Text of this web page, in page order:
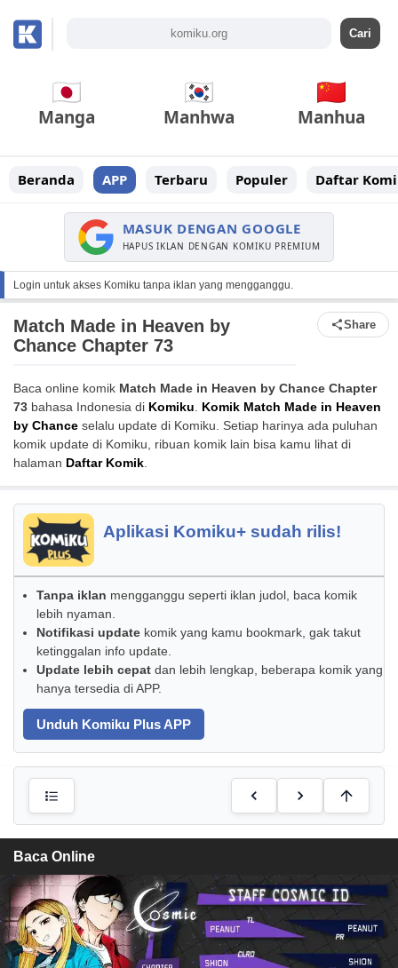
Manga Manhwa Manhua
Beranda APP Terbaru Populer Daftar
MASUK DENGAN GOOGLE
HAPUS IKLAN DENGAN KOMIKU PREMIUM
Login untuk akses Komiku tanpa iklan yang mengganggu.
Match Made in Heaven by
Chance Chapter 73
Share
Baca online komik Match Made in Heaven by Chance Chapter
73 bahasa Indonesia di Komiku. Komik Match Made in Heaven
by Chance selalu update di Komiku. Setiap harinya ada puluhan
komik update di Komiku, ribuan komik lain bisa kamu lihat di
halaman Daftar Komik.
Aplikasi Komiku+ sudah rilis!
Tanpa iklan mengganggu seperti iklan judol, baca komik
lebih nyaman.
Notifikasi update komik yang kamu bookmark, gak takut
ketinggalan info update.
Update lebih cepat dan lebih lengkap, beberapa komik yang
hanya tersedia di APP.
Unduh Komiku Plus APP
Baca Online